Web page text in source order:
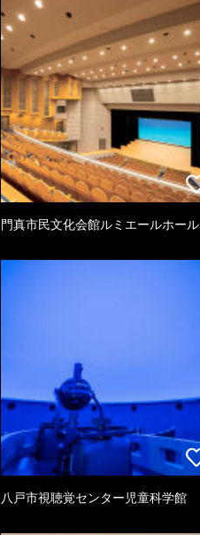
門真市民文化会館ルミエールホール
八戸市視聴覚センター児童科学館